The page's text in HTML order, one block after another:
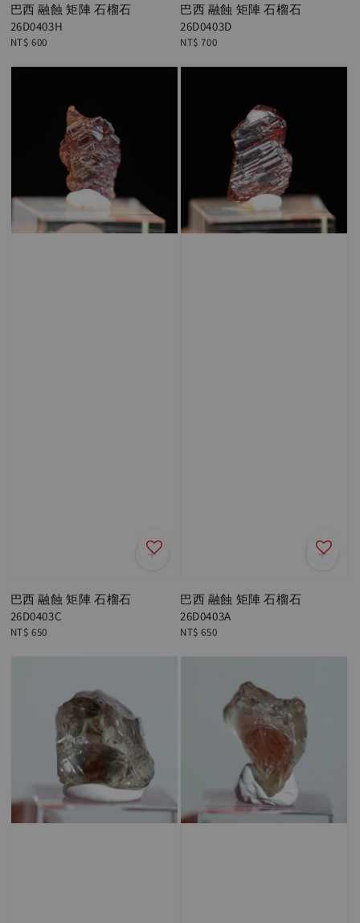
巴西 融蝕 矩陣 石榴石
26D0403H
Regular
NT$ 600
巴西 融蝕 矩陣 石榴石
26D0403D
Regular
NT$ 700
巴西 融蝕 矩陣 石榴石
26D0403C
Regular
NT$ 650
巴西 融蝕 矩陣 石榴石
26D0403A
Regular
NT$ 650